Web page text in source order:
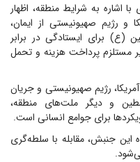
اشاره به شرایط منطقه، اظهار
و رژیم صهیونیستی از ایمان،
(ع) برای ایستادگی در برابر
مستلزم پرداخت هزینه و تحمل
رژیم صهیونیستی و جریان
و دیگر ملت‌های منطقه،
برای جوامع انسانی است.
این جنبش، مقابله با سلطه‌گری